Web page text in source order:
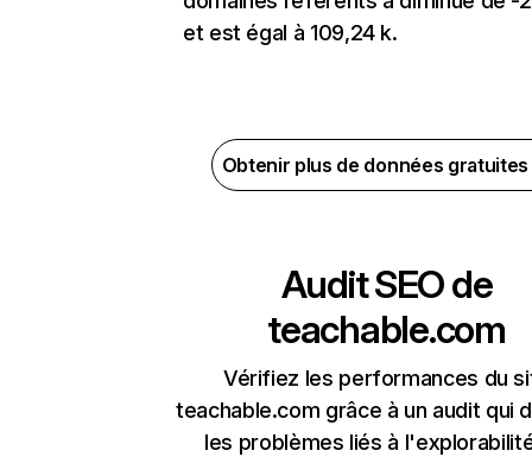
et est égal à 109,24 k.
Obtenir plus de données
Audit SEO de
teachable.com
Vérifiez les performances du
teachable.com grâce à un audit qui
les problèmes liés à